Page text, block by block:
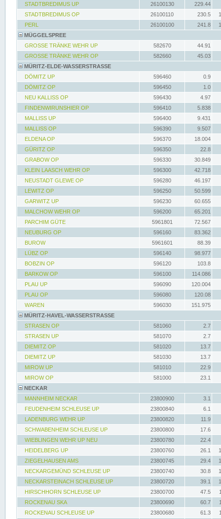
STADTBREDIMUS UP
26100130
229.44
STADTBREDIMUS OP
26100110 230.5
PERL
26100100 241.8
MÜGGELSPREE
GROSSE TRÄNKE WEHR UP
582670
44.91
GROSSE TRÄNKE WEHR OP
582660
45.03
MÜRITZ-ELDE-WASSERSTRASSE
DÖMITZ UP
596460
0.9
DÖMITZ OP
596450
1.0
NEU KALLISS OP
596430
4.97
FINDENWIRUNSHIER OP
596410
5.838
MALLISS UP
596400
9.431
MALLISS OP
596390
9.507
ELDENA OP
596370
18.004
GÜRITZ OP
596350
22.8
GRABOW OP
596330
30.849
KLEIN LAASCH WEHR OP
596300
42.718
NEUSTADT GLEWE OP
596280
46.197
LEWITZ OP
596250
50.599
GARWITZ UP
596230
60.655
MALCHOW WEHR OP
596200
65.201
PARCHIM GÜTE
5961801
72.567
NEUBURG OP
596160
83.362
BUROW
5961601
88.39
LÜBZ OP
596140
98.977
BOBZIN OP
596120
103.8
BARKOW OP
596100
114.086
PLAU UP
596090
120.004
PLAU OP
596080
120.08
WAREN
596030
151.975
MÜRITZ-HAVEL-WASSERSTRASSE
STRASEN OP
581060
2.7
STRASEN UP
581070
2.7
DIEMITZ OP
581020
13.7
DIEMITZ UP
581030
13.7
MIROW UP
581010
22.9
MIROW OP
581000
23.1
NECKAR
MANNHEIM NECKAR
23800900
3.1
FEUDENHEIM SCHLEUSE UP
23800840
6.1
LADENBURG WEHR UP
23800820
11.9
SCHWABENHEIM SCHLEUSE UP
23800800
17.6
WIEBLINGEN WEHR UP NEU
23800780
22.4
HEIDELBERG UP
23800760 26.1
ZIEGELHAUSEN AMS
23800745 29.4
NECKARGEMÜND SCHLEUSE UP
23800740 30.8
NECKARSTEINACH SCHLEUSE UP
23800720 39.1
HIRSCHHORN SCHLEUSE UP
23800700 47.5
ROCKENAU SKA
23800690 60.7
ROCKENAU SCHLEUSE UP
23800680 61.3